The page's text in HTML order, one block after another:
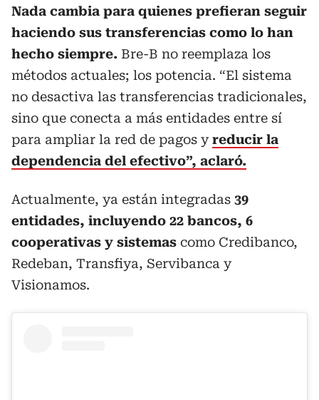
Nada cambia para quienes prefieran seguir
haciendo sus transferencias como lo han
hecho siempre. Bre-B no reemplaza los
métodos actuales; los potencia. “El sistema
no desactiva las transferencias tradicionales,
sino que conecta a más entidades entre sí
para ampliar la red de pagos yreducir la
dependencia del efectivo”, aclaró.
Actualmente, ya están integradas 39
entidades, incluyendo 22 bancos, 6
cooperativas y sistemas como Credibanco,
Redeban, Transfiya, Servibanca y
Visionamos.